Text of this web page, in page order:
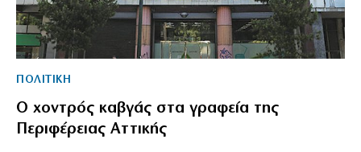
ΠΟΛΙΤΙΚΗ
Ο χοντρός καβγάς στα γραφεία της
Περιφέρειας Αττικής